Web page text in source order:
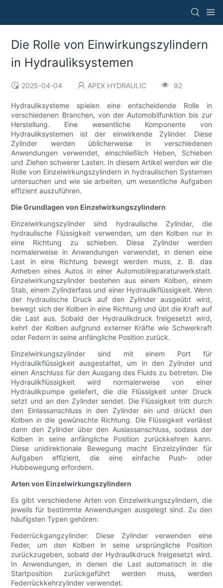
Die Rolle von Einwirkungszylindern
in Hydrauliksystemen
2025-04-04 APEX HYDRAULIC 92
Hydrauliksysteme spielen eine entscheidende Rolle in
verschiedenen Branchen, von der Automobilfunktion bis zur
Herstellung. Eine wesentliche Komponente von
Hydrauliksystemen ist der einwirkende Zylinder. Diese
Zylinder werden üblicherweise in verschiedenen
Anwendungen verwendet, einschließlich Heben, Schieben
und Ziehen schwerer Lasten. In diesem Artikel werden wir die
Rolle von Einzelwirkungszylindern in hydraulischen Systemen
untersuchen und wie sie arbeiten, um wesentliche Aufgaben
effizient auszuführen.
Die Grundlagen von Einzelwirkungszylindern
Einzelwirkungszylinder sind hydraulische Zylinder, die
hydraulische Flüssigkeit verwenden, um den Kolben nur in
eine Richtung zu schieben. Diese Zylinder werden
normalerweise in Anwendungen verwendet, in denen eine
Last in eine Richtung bewegt werden muss, z. B. das
Anheben eines Autos in einer Automobilreparaturwerkstatt.
Einzelwirkungszylinder bestehen aus einem Kolben, einem
Stab, einem Zylinderfass und einer Hydraulikflüssigkeit. Wenn
der hydraulische Druck auf den Zylinder ausgeübt wird,
bewegt sich der Kolben in eine Richtung und übt die Kraft auf
die Last aus. Sobald der Hydraulikdruck freigesetzt wird,
kehrt der Kolben aufgrund externer Kräfte wie Schwerkraft
oder Federn in seine anfängliche Position zurück.
Einzelwirkungszylinder sind mit einem Port für
Hydraulikflüssigkeit ausgestattet, um in den Zylinder und
einen Anschluss für den Ausgang des Fluids zu betreten. Die
Hydraulikflüssigkeit wird normalerweise von einer
Hydraulikpumpe geliefert, die die Flüssigkeit unter Druck
setzt und an den Zylinder sendet. Die Flüssigkeit tritt durch
den Einlassanschluss in den Zylinder ein und drückt den
Kolben in die gewünschte Richtung. Die Flüssigkeit verlässt
dann den Zylinder über den Auslassanschluss, sodass der
Kolben in seine anfängliche Position zurückkehren kann.
Diese unidirektionale Bewegung macht Einzelzylinder für
Aufgaben effizient, die eine einfache Push- oder
Hubbewegung erfordern.
Arten von Einzelwirkungszylindern
Es gibt verschiedene Arten von Einzelwirkungszylindern, die
jeweils für bestimmte Anwendungen ausgelegt sind. Zu den
häufigsten Typen gehören:
Federrückgangzylinder: Diese Zylinder verwenden eine
Feder, um den Kolben in seine ursprüngliche Position
zurückzugeben, sobald der Hydraulikdruck freigesetzt wird.
In Anwendungen, in denen die Last automatisch in die
Startposition zurückgeführt werden muss, werden
Federrückkehrzylinder verwendet.